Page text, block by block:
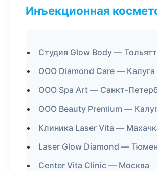
Инъекционная
Студия Glow Body —
ООО Diamond Care — Калуга
ООО Spa Art — Санкт-
ООО Beauty Premium —
Клиника Laser Vita —
Laser Glow Diamond —
Center Vita Clinic — Москва